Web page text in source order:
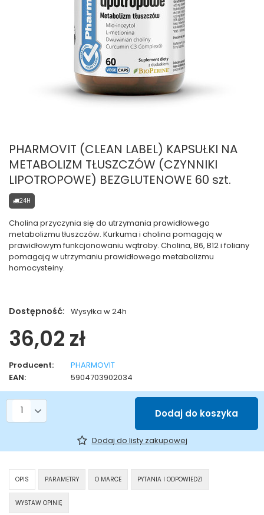
PHARMOVIT (CLEAN LABEL) KAPSUŁKI NA
METABOLIZM TŁUSZCZÓW (CZYNNIKI
LIPOTROPOWE) BEZGLUTENOWE 60 szt.
24H
Cholina przyczynia się do utrzymania prawidłowego
metabolizmu tłuszczów. Kurkuma i cholina pomagają w
prawidłowym funkcjonowaniu wątroby. Cholina, B6, B12 i foliany
pomagają w utrzymaniu prawidłowego metabolizmu
homocysteiny.
Dostępność: Wysyłka w 24h
36,02 zł
Producent:
PHARMOVIT
EAN:
5904703902034
Liczba produktów
Dodaj do koszyka
Dodaj do listy zakupowej
OPIS PARAMETRY O MARCE PYTANIA I ODPOWIEDZI
WYSTAW OPINIĘ